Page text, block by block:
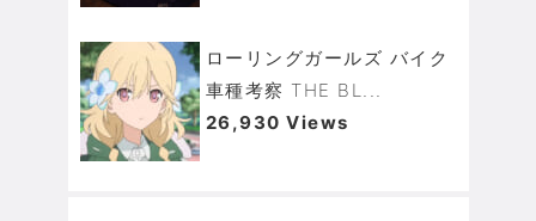
ローリングガールズ バイク
車種考察 THE BL...
26,930 Views